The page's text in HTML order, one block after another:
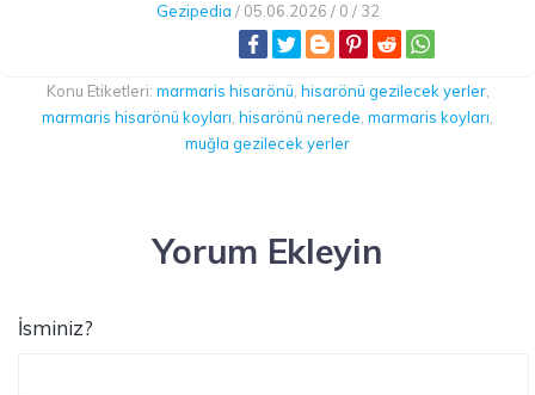
Gezipedia / 05.06.2026 / 0 / 32
Konu Etiketleri: marmaris hisarönü hisarönü gezilecek yerler,
marmaris hisarönü koyları hisarönü nerede marmaris koyları
muğla gezilecek yerler
Yorum Ekleyin
İsminiz?